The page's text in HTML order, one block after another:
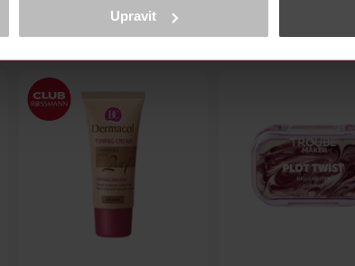
údajů.
Upravit